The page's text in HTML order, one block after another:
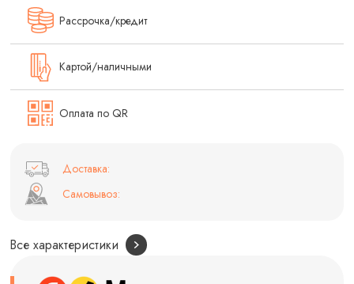
Рассрочка/кредит
Картой/наличными
Оплата по QR
Доставка:
Самовывоз:
Все характеристики